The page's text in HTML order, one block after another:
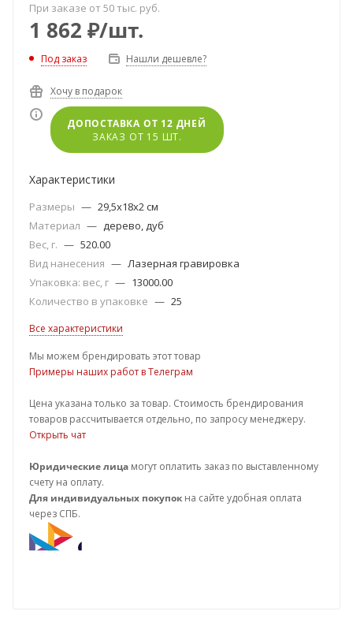
При заказе от 50 тыс. руб.
1 862 ₽/шт.
Под заказ Нашли дешевле?
Хочу в подарок
ДОПОСТАВКА ОТ 12 ДНЕЙ
ЗАКАЗ ОТ 15 ШТ.
Характеристики
Размеры — 29,5х18х2 см
Материал — дерево, дуб
Вес, г. — 520.00
Вид нанесения — Лазерная гравировка
Упаковка: вес, г — 13000.00
Количество в упаковке — 25
Все характеристики
Мы можем брендировать этот товар
Примеры наших работ в Телеграм
Цена указана только за товар. Стоимость брендирования
товаров рассчитывается отдельно, по запросу менеджеру.
Открыть чат
Юридические лица могут оплатить заказ по выставленному
счету на оплату.
Для индивидуальных покупок на сайте удобная оплата
через СПБ.